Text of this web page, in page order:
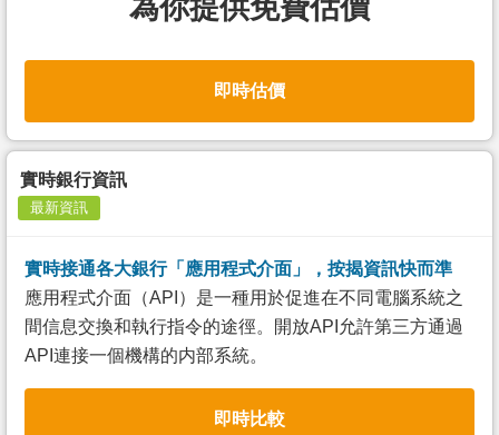
為你提供免費估價
即時估價
實時銀行資訊
最新資訊
實時接通各大銀行「應用程式介面」，按揭資訊快而準
應用程式介面（API）是一種用於促進在不同電腦系統之
間信息交換和執行指令的途徑。開放API允許第三方通過
API連接一個機構的内部系統。
即時比較